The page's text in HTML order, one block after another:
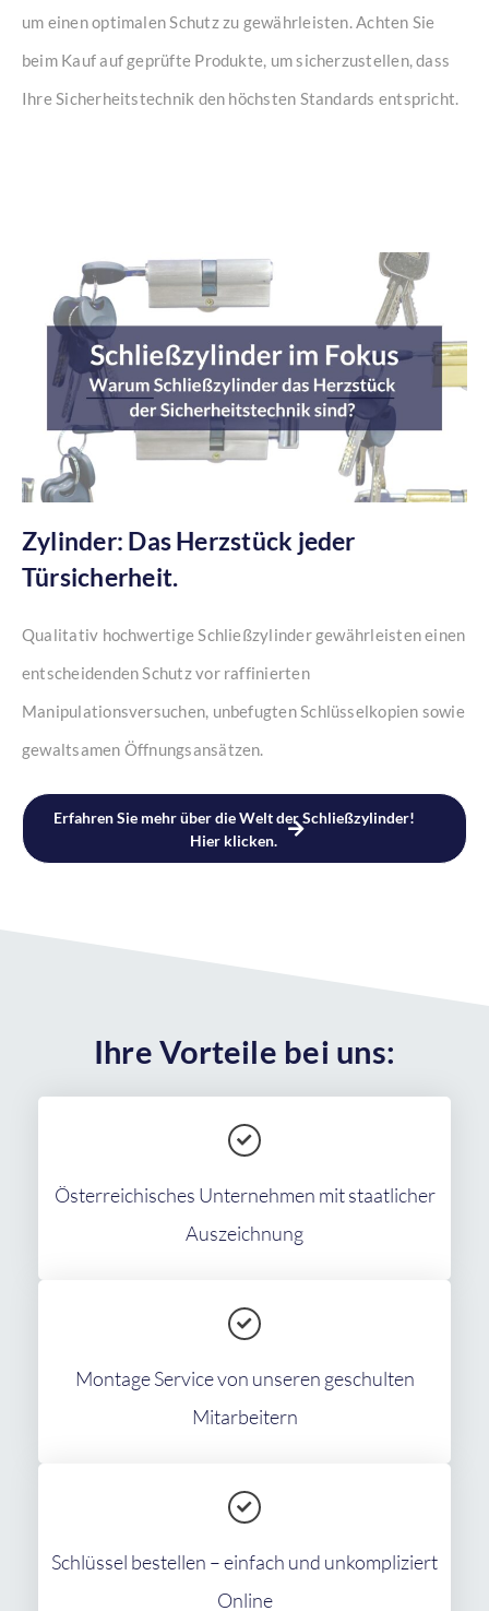
um einen optimalen Schutz zu gewährleisten. Achten Sie
beim Kauf auf geprüfte Produkte, um sicherzustellen, dass
Ihre Sicherheitstechnik den höchsten Standards entspricht.
Zylinder: Das Herzstück jeder
Türsicherheit.
Qualitativ hochwertige Schließzylinder gewährleisten einen
entscheidenden Schutz vor raffinierten
Manipulationsversuchen, unbefugten Schlüsselkopien sowie
gewaltsamen Öffnungsansätzen.
Erfahren Sie mehr über die Welt der Schließzylinder!
Hier klicken.
Ihre Vorteile bei uns:
Österreichisches Unternehmen mit staatlicher
Auszeichnung
Montage Service von unseren geschulten
Mitarbeitern
Schlüssel bestellen – einfach und unkompliziert
Online